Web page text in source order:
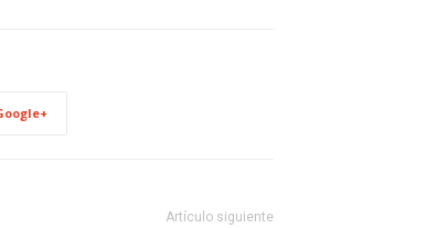
Artículo siguiente